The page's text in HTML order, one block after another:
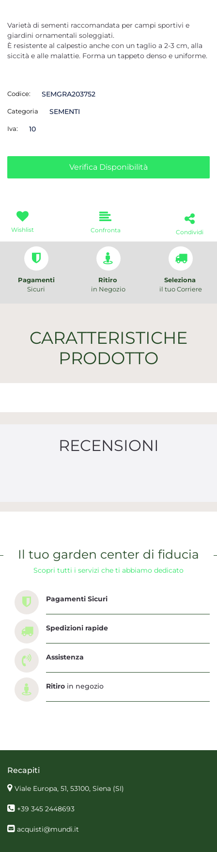
Varietà di sementi raccomandata per campi sportivi e
giardini ornamentali soleggiati.
È resistente al calpestio anche con un taglio a 2-3 cm, alla
siccità e alle malattie. Forma un tappeto denso e uniforme.
Codice: SEMGRA203752
Categoria SEMENTI
Iva: 10
Verifica Disponibilità
Wishlist Confronta Condividi
Pagamenti
Sicuri
Ritiro
in Negozio
Seleziona
il tuo Corriere
CARATTERISTICHE
PRODOTTO
RECENSIONI
Il tuo garden center di fiducia
Scopri tutti i servizi che ti abbiamo dedicato
Pagamenti Sicuri
Spedizioni rapide
Assistenza
Ritiro in negozio
Recapiti
Viale Europa, 51, 53100, Siena (SI)
+39 345 2448693
acquisti@mundi.it